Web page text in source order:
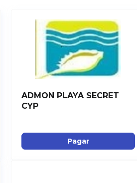
ADMON PLAYA SECRET
CYP
Pagar